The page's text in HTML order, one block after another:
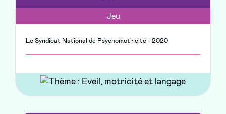
Jeu
Le Syndicat National de Psychomotricité - 2020